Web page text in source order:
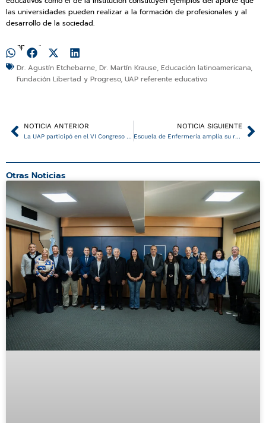
las universidades pueden realizar a la formación de profesionales y al
desarrollo de la sociedad.
Compartir:
Dr. Agustín Etchebarne, Dr. Martín Krause, Educación latinoamericana,
Fundación Libertad y Progreso, UAP referente educativo
AntNOTICIA ANTERIOR
La UAP participó en el VI Congreso GLENIF- FACPCE 2026 en Buenos Aires
NOTICIA SIGUIENTE
Escuela de Enfermería amplía su red de formación con un convenio en Chaco
Otras Noticias